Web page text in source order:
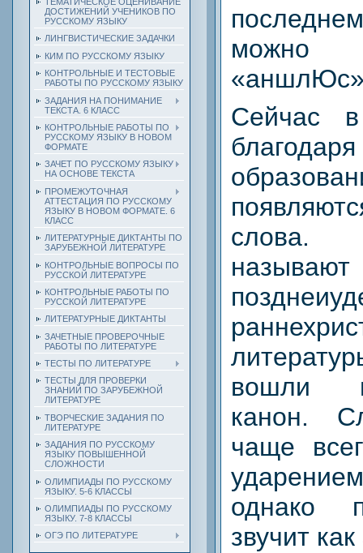
ДОСТИЖЕНИЙ УЧЕНИКОВ ПО
РУССКОМУ ЯЗЫКУ
ЛИНГВИСТИЧЕСКИЕ ЗАДАЧКИ
КИМ ПО РУССКОМУ ЯЗЫКУ
КОНТРОЛЬНЫЕ И ТЕСТОВЫЕ
РАБОТЫ ПО РУССКОМУ ЯЗЫКУ
ЗАДАНИЯ НА ПОНИМАНИЕ
ТЕКСТА. 6 КЛАСС
КОНТРОЛЬНЫЕ РАБОТЫ ПО
РУССКОМУ ЯЗЫКУ В НОВОМ
ФОРМАТЕ
ЗАЧЕТ ПО РУССКОМУ ЯЗЫКУ
НА ОСНОВЕ ТЕКСТА
ПРОМЕЖУТОЧНАЯ
АТТЕСТАЦИЯ ПО РУССКОМУ
ЯЗЫКУ В НОВОМ ФОРМАТЕ. 6
КЛАСС
ЛИТЕРАТУРНЫЕ ДИКТАНТЫ ПО
ЗАРУБЕЖНОЙ ЛИТЕРАТУРЕ
КОНТРОЛЬНЫЕ ВОПРОСЫ ПО
РУССКОЙ ЛИТЕРАТУРЕ
КОНТРОЛЬНЫЕ РАБОТЫ ПО
РУССКОЙ ЛИТЕРАТУРЕ
ЛИТЕРАТУРНЫЕ ДИКТАНТЫ
ЗАЧЕТНЫЕ ПРОВЕРОЧНЫЕ
РАБОТЫ ПО ЛИТЕРАТУРЕ
ТЕСТЫ ПО ЛИТЕРАТУРЕ
ТЕСТЫ ДЛЯ ПРОВЕРКИ
ЗНАНИЙ ПО ЗАРУБЕЖНОЙ
ЛИТЕРАТУРЕ
ТВОРЧЕСКИЕ ЗАДАНИЯ ПО
ЛИТЕРАТУРЕ
ЗАДАНИЯ ПО РУССКОМУ
ЯЗЫКУ ПОВЫШЕННОЙ
СЛОЖНОСТИ
ОЛИМПИАДЫ ПО РУССКОМУ
ЯЗЫКУ. 5-6 КЛАССЫ
ОЛИМПИАДЫ ПО РУССКОМУ
ЯЗЫКУ. 7-8 КЛАССЫ
ОГЭ ПО ЛИТЕРАТУРЕ
можно
Сейчас
вошли
канон.
чаще
однако
звучит как